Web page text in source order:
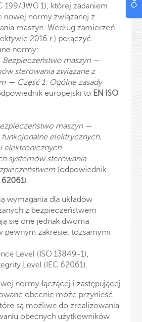
199/JWG 1), której zadaniem
nowej normy związanej z
maszyn. Według zamierzeń
2016 r.) połączyć
normy:
Bezpieczeństwo maszyn —
sterowania związane z
— Część 1: Ogólne zasady
europejski to EN ISO
maszyn —
elektrycznych,
elektronicznych
systemów sterowania
(odpowiednik
62061).
wymagania dla układów
z bezpieczeństwem
się one jednak dwoma
pewnym zakresie, tożsamymi
Level (ISO 13849-1),
Level (IEC 62061).
normy łączącej i zastępującej
obecnie może przynieść
są możliwe do zrealizowania
obecnych użytkowników